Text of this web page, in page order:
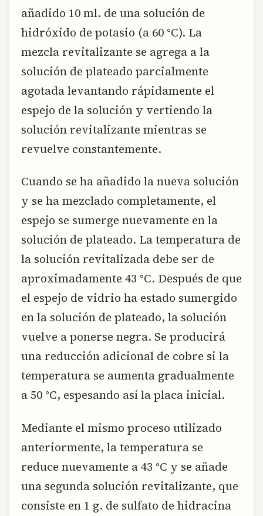
añadido 10 ml. de una solución de
hidróxido de potasio (a 60 °C). La
mezcla revitalizante se agrega a la
solución de plateado parcialmente
agotada levantando rápidamente el
espejo de la solución y vertiendo la
solución revitalizante mientras se
revuelve constantemente.
Cuando se ha añadido la nueva solución
y se ha mezclado completamente, el
espejo se sumerge nuevamente en la
solución de plateado. La temperatura de
la solución revitalizada debe ser de
aproximadamente 43 °C. Después de que
el espejo de vidrio ha estado sumergido
en la solución de plateado, la solución
vuelve a ponerse negra. Se producirá
una reducción adicional de cobre si la
temperatura se aumenta gradualmente
a 50 °C, espesando así la placa inicial.
Mediante el mismo proceso utilizado
anteriormente, la temperatura se
reduce nuevamente a 43 °C y se añade
una segunda solución revitalizante, que
consiste en 1 g. de sulfato de hidracina